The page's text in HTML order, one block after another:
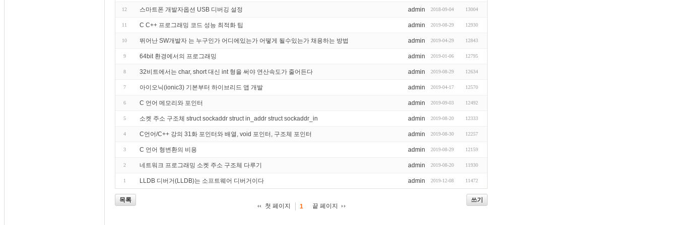
12 스마트폰 개발자옵션 USB 디버깅 설정 admin 2018-09-04 13004
11 C C++ 프로그래밍 코드 성능 최적화 팁 admin 2019-08-29 12930
10 뛰어난 SW개발자 는 누구인가 어디에있는가 어떻게 될수있는가 채용하는 방법 admin 2019-04-29 12843
9 64bit 환경에서의 프로그래밍 admin 2019-01-06 12795
8 32비트에서는 char, short 대신 int 형을 써야 연산속도가 줄어든다 admin 2019-08-29 12634
7 아이오닉(ionic3) 기본부터 하이브리드 앱 개발 admin 2019-04-17 12570
6 C 언어 메모리와 포인터 admin 2019-09-03 12492
5 소켓 주소 구조체 struct sockaddr struct in_addr struct sockaddr_in admin 2019-08-20 12333
4 C언어/C++ 강의 31화 포인터와 배열, void 포인터, 구조체 포인터 admin 2019-08-30 12257
3 C 언어 형변환의 비용 admin 2019-08-29 12159
2 네트워크 프로그래밍 소켓 주소 구조체 다루기 admin 2019-08-20 11930
1 LLDB 디버거(LLDB)는 소프트웨어 디버거이다 admin 2019-12-08 11472
목록
쓰기
첫 페이지
1 끝 페이지